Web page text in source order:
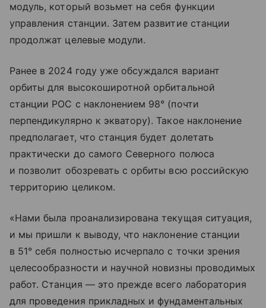
модуль, который возьмет на себя функции
управления станции. Затем развитие станции
продолжат целевые модули.
Ранее в 2024 году уже обсуждался вариант
орбиты для высокоширотной орбитальной
станции РОС с наклонением 98° (почти
перпендикулярно к экватору). Такое наклонение
предполагает, что станция будет долетать
практически до самого Северного полюса
и позволит обозревать с орбиты всю российскую
территорию целиком.
«Нами была проанализирована текущая ситуация,
и мы пришли к выводу, что наклонение станции
в 51° себя полностью исчерпало с точки зрения
целесообразности и научной новизны проводимых
работ. Станция — это прежде всего лаборатория
для проведения прикладных и фундаментальных